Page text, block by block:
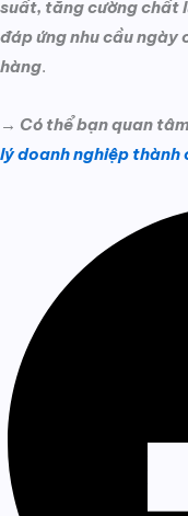
suất, tăng cường chất
đáp ứng nhu cầu
hàng.
→ Có thể bạn quan
lý doanh nghiệp thành